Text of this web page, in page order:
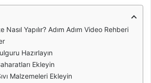
Nasıl Yapılır? Adım Adım Video Rehberi
Hazırlayın
Ekleyin
Malzemeleri Ekleyin